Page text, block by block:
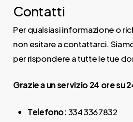
Contatti
Per qualsiasi informazione o
non esitare a contattarci.
per rispondere a tutte le tue
Grazie a un servizio 24 ore su
Telefono:334 3367832